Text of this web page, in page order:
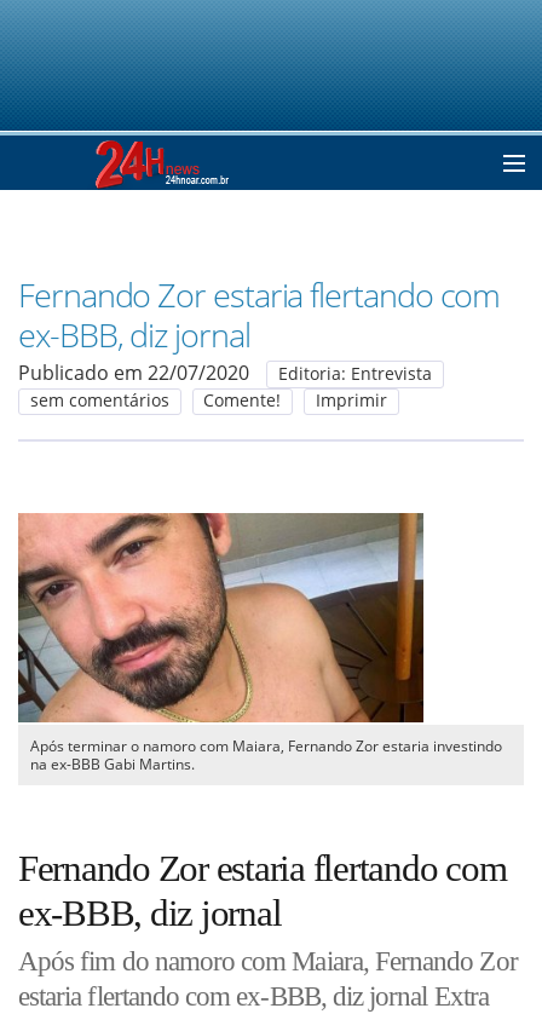
Notícias
Colunistas
Guia de Serviços
Anuncie
Cinema
Anuncie
Fale Conosco
Fernando Zor estaria flertando com
ex-BBB, diz jornal
Publicado em 22/07/2020
Editoria: Entrevista
sem comentários
Comente! Imprimir
Após terminar o namoro com Maiara, Fernando Zor estaria investindo
na ex-BBB Gabi Martins.
Fernando Zor estaria flertando com
ex-BBB, diz jornal
Após fim do namoro com Maiara, Fernando Zor
estaria flertando com ex-BBB, diz jornal Extra